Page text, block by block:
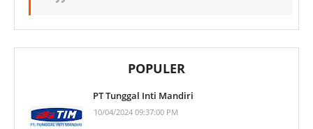
POPULER
PT Tunggal Inti Mandiri
10/04/2024 09:37:00 PM